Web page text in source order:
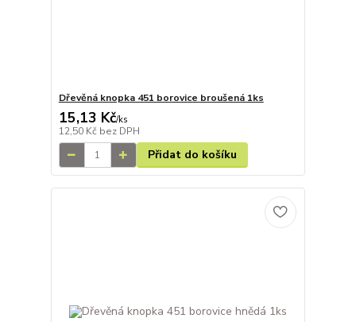
Dřevěná knopka 451 borovice broušená 1ks
15,13 Kč/ks
12,50 Kč bez DPH
Přidat do košíku